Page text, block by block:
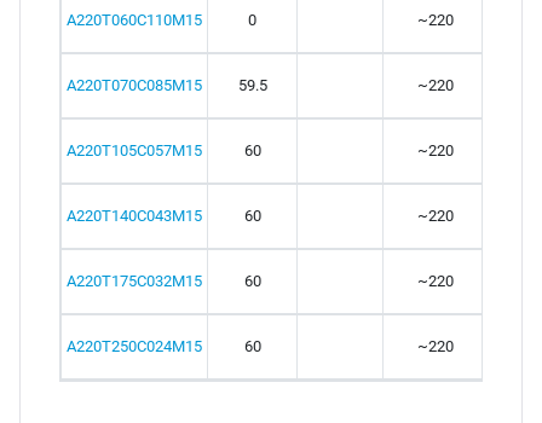
А220Т060С110М15 0 ~220
А220Т070С085М15 59.5 ~220
А220Т105С057М15 60 ~220
А220Т140С043М15 60 ~220
А220Т175С032М15 60 ~220
А220Т250С024М15 60 ~220